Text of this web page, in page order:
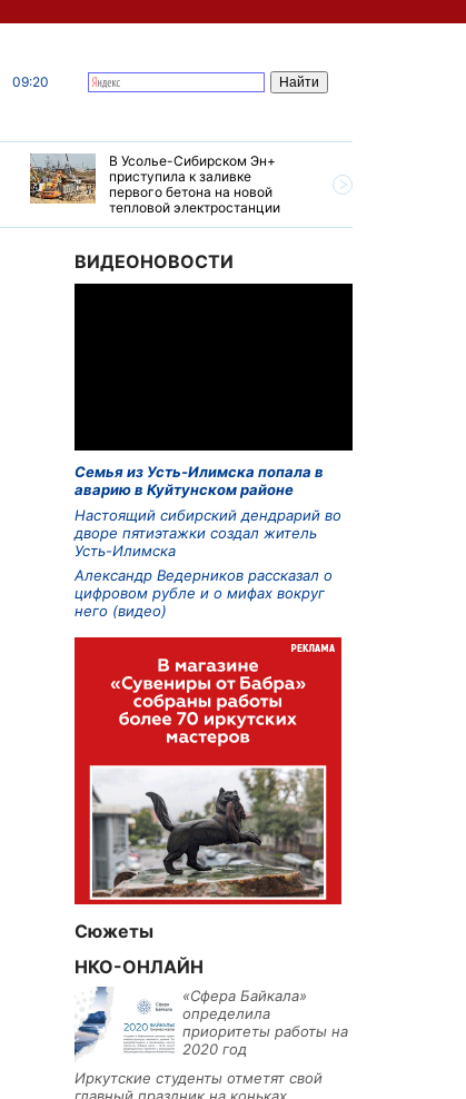
09:20
В Усолье-Сибирском Эн+
приступила к заливке
первого бетона на новой
тепловой электростанции
ВИДЕОНОВОСТИ
Семья из Усть-Илимска попала в
аварию в Куйтунском районе
Настоящий сибирский дендрарий во
дворе пятиэтажки создал житель
Усть-Илимска
Александр Ведерников рассказал о
цифровом рубле и о мифах вокруг
него (видео)
Сюжеты
НКО-ОНЛАЙН
«Сфера Байкала»
определила
приоритеты работы на
2020 год
Иркутские студенты отметят свой